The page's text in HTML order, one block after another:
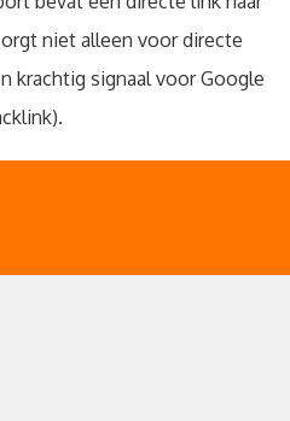
niet alleen voor directe
krachtig signaal voor Google